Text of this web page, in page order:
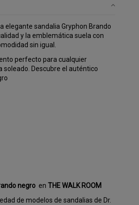
elegante sandalia Gryphon Brando
y la emblemática suela con
sin igual.
perfecto para cualquier
soleado. Descubre el auténtico
negro en THE WALK ROOM
de modelos de sandalias de Dr.